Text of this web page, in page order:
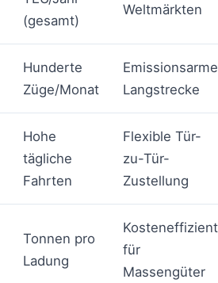
(gesamt)
Weltmärkten
Hunderte
Züge/Monat
Emissionsarme
Langstrecke
Hohe
tägliche
Fahrten
Flexible Tür-
zu-Tür-
Zustellung
Tonnen pro
Ladung
Kosteneffizient
für
Massengüter